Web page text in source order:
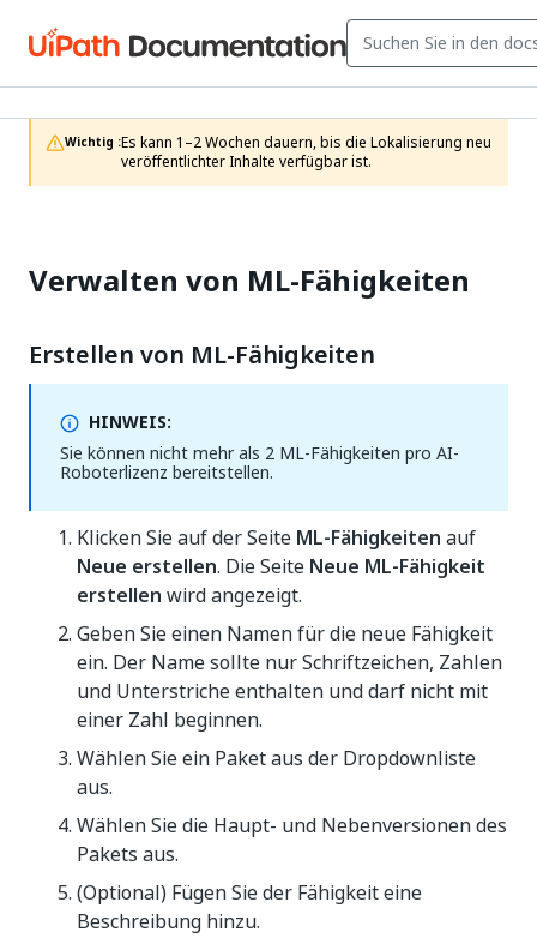
Wichtig :Es kann 1–2 Wochen dauern, bis die Lokalisierung neu
veröffentlichter Inhalte verfügbar ist.
Verwalten von ML-Fähigkeiten
Erstellen von ML-Fähigkeiten
HINWEIS:
Sie können nicht mehr als 2 ML-Fähigkeiten pro AI-
Roboterlizenz bereitstellen.
Klicken Sie auf der Seite ML-Fähigkeiten auf
Neue erstellen. Die Seite Neue ML-Fähigkeit
erstellen wird angezeigt.
Geben Sie einen Namen für die neue Fähigkeit
ein. Der Name sollte nur Schriftzeichen, Zahlen
und Unterstriche enthalten und darf nicht mit
einer Zahl beginnen.
Wählen Sie ein Paket aus der Dropdownliste
aus.
Wählen Sie die Haupt- und Nebenversionen des
Pakets aus.
(Optional) Fügen Sie der Fähigkeit eine
Beschreibung hinzu.